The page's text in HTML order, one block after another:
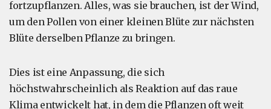
fortzupflanzen. Alles, was sie brauchen, ist der Wind,
um den Pollen von einer kleinen Blüte zur nächsten
Blüte derselben Pflanze zu bringen.
Dies ist eine Anpassung, die sich
höchstwahrscheinlich als Reaktion auf das raue
Klima entwickelt hat, in dem die Pflanzen oft weit